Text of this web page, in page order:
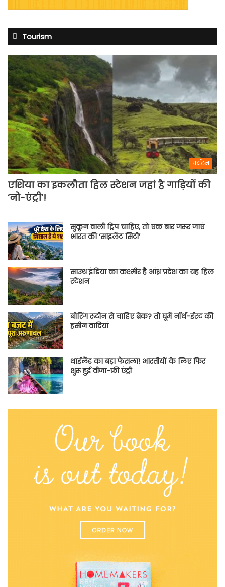
Tourism
पर्यटन
एशिया का इकलौता हिल स्टेशन जहां है गाड़ियों की
‘नो-एंट्री’!
सुकून वाली ट्रिप चाहिए, तो एक बार जरूर जाएं
भारत की ‘साइलेंट सिटी’
साउथ इंडिया का कश्मीर है आंध्र प्रदेश का यह हिल
स्टेशन
बोरिंग रूटीन से चाहिए ब्रेक? तो घूमें नॉर्थ-ईस्ट की
हसीन वादियां
थाईलैंड का बड़ा फैसला! भारतीयों के लिए फिर
शुरू हुई वीजा-फ्री एंट्री